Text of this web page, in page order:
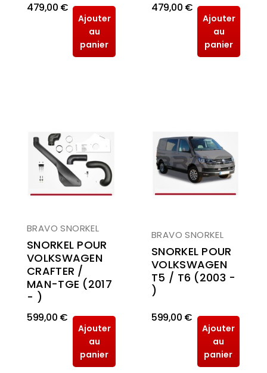
479,00 €
Ajouter
au
panier
479,00 €
Ajouter
au
panier
BRAVO SNORKEL
SNORKEL POUR
VOLKSWAGEN
CRAFTER /
MAN-TGE (2017
- )
599,00 €
Ajouter
au
panier
BRAVO SNORKEL
SNORKEL POUR
VOLKSWAGEN
T5 / T6 (2003 -
)
599,00 €
Ajouter
au
panier